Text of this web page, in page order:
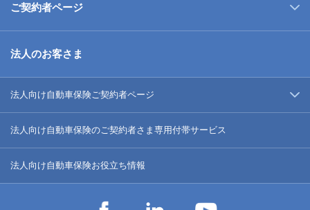
ご契約者ページ
法人のお客さま
法人向け自動車保険ご契約者ページ
法人向け自動車保険のご契約者さま専用付帯サービス
法人向け自動車保険お役立ち情報